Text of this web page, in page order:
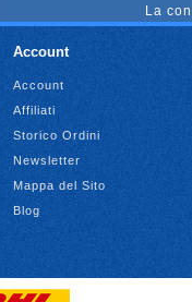
La
Account
Account
Affiliati
Storico Ordini
Newsletter
Mappa del Sito
Blog